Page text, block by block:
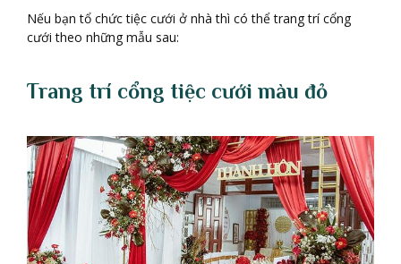
Nếu bạn tổ chức tiệc cưới ở nhà thì có thể trang trí cổng
cưới theo những mẫu sau:
Trang trí cổng tiệc cưới màu đỏ